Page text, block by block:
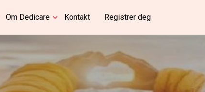
Om Dedicare Kontakt Registrer deg